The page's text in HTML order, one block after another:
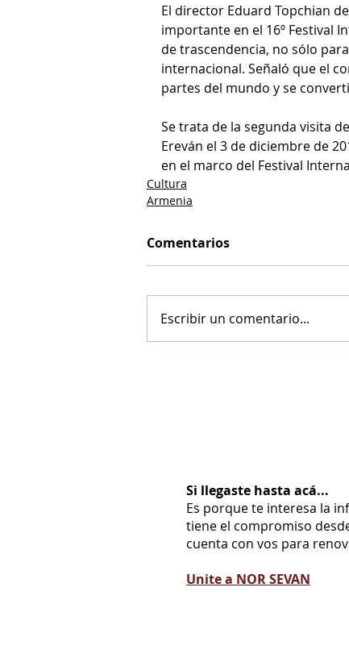
El director Eduard Topchian
importante en el 16º Festival
de trascendencia, no sólo
internacional. Señaló que el
partes del mundo y se
Se trata de la segunda visita
Ereván el 3 de diciembre de
en el marco del Festival
Cultura
Armenia
Comentarios
Escribir un comentario...
Si llegaste hasta acá...
Es porque te interesa la
tiene el compromiso
cuenta con vos para
Unite a NOR SEVAN